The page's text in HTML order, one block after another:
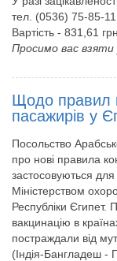
тел. (0536) 75-85-
Вартість - 831,61
Просимо вас взяти
Щодо правил
пасажирів у
Посольство
про нові правила
застосовуються для
Міністерством
Республіки
вакцинацію в
постраждали від
(Індія-Бангладеш